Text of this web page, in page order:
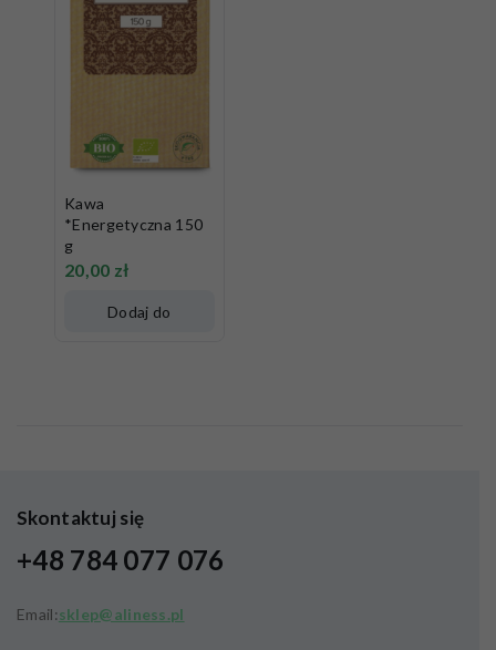
Kawa
*Energetyczna 150
g
20,00 zł
Dodaj do
Skontaktuj się
+48 784 077 076
Email:sklep@aliness.pl